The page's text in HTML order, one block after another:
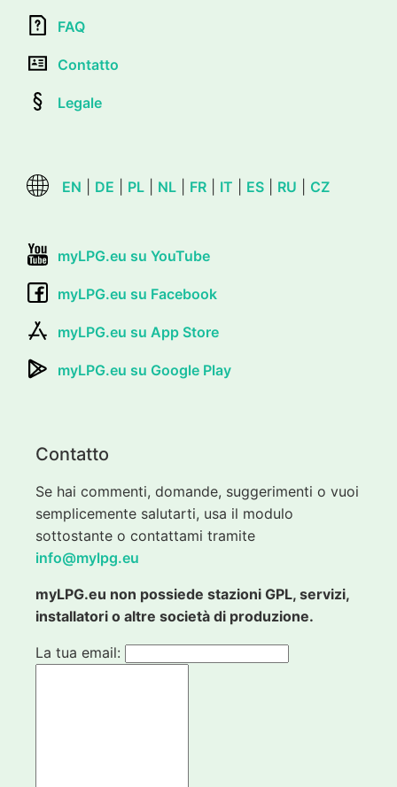
FAQ
Contatto
Legale
EN DE PL NL FR IT ES RU CZ
myLPG.eu su YouTube
myLPG.eu su Facebook
myLPG.eu su App Store
myLPG.eu su Google Play
Contatto
Se hai commenti, domande, suggerimenti o vuoi
semplicemente salutarti, usa il modulo
sottostante o contattami tramite
info@mylpg.eu
myLPG.eu non possiede stazioni GPL, servizi,
installatori o altre società di produzione.
La tua email: